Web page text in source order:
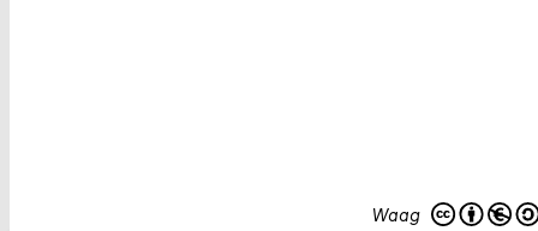
Waag